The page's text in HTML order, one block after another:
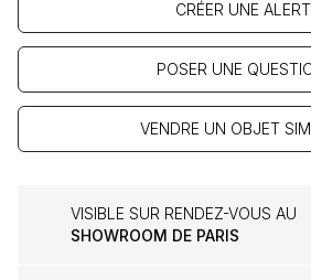
CRÉER UNE
POSER UNE
VENDRE UN OBJET
VISIBLE SUR RENDEZ-VOUS AU
SHOWROOM DE PARIS